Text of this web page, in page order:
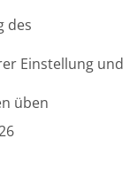
des
Einstellung und
üben